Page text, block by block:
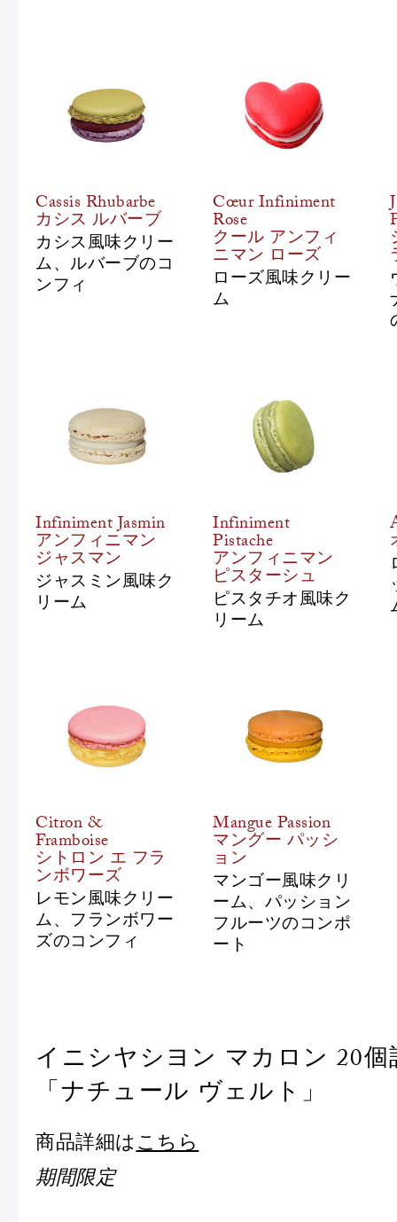
Cassis Rhubarbe
カシス ルバーブ
カシス風味クリー
ム、ルバーブのコ
ンフィ
Cœur Infiniment
Rose
クール アンフィ
ニマン ローズ
ローズ風味クリー
ム
Infiniment Jasmin
アンフィニマン
ジャスマン
ジャスミン風味ク
リーム
Infiniment
Pistache
アンフィニマン
ピスターシュ
ピスタチオ風味ク
リーム
Citron &
Framboise
シトロン エ フラ
ンボワーズ
レモン風味クリー
ム、フランボワー
ズのコンフィ
Mangue Passion
マングー パッシ
ョン
マンゴー風味クリ
ーム、パッション
フルーツのコンポ
ート
イニシヤシヨン マカロン 20
「ナチュール ヴェルト」
商品詳細は こちら
期間限定